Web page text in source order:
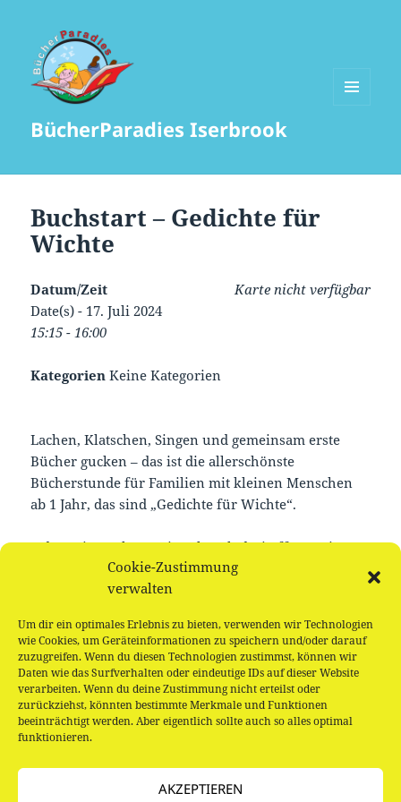
Cookie-Zustimmung
verwalten
Um dir ein optimales Erlebnis zu bieten, verwenden wir Technologien
wie Cookies, um Geräteinformationen zu speichern und/oder darauf
zuzugreifen. Wenn du diesen Technologien zustimmst, können wir
Daten wie das Surfverhalten oder eindeutige IDs auf dieser Website
verarbeiten. Wenn du deine Zustimmung nicht erteilst oder
zurückziehst, könnten bestimmte Merkmale und Funktionen
beeinträchtigt werden. Aber eigentlich sollte auch so alles optimal
funktionieren.
AKZEPTIEREN
BücherParadies Iserbrook
Buchstart – Gedichte für
Wichte
Karte nicht verfügbar
Datum/Zeit
Date(s) - 17. Juli 2024
15:15 - 16:00
Kategorien Keine Kategorien
Lachen, Klatschen, Singen und gemeinsam erste
Bücher gucken – das ist die allerschönste
Bücherstunde für Familien mit kleinen Menschen
ab 1 Jahr, das sind „Gedichte für Wichte“.
Jeden Mittwoch um viertel nach drei öffnen wir
unsere Türen nur für die Jüngsten unter unseren
Leser_innen. Kommt einfach vorbei und schaut
Offene Gruppe, keine Anmeldung notwendig.
VORHERIGER
Buchstart – Gedichte für Wichte